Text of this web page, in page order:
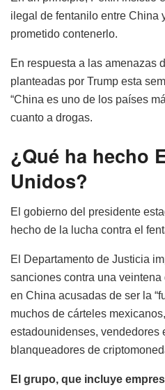
ilegal de fentanilo entre China
prometido contenerlo.
En respuesta a las amenazas
planteadas por Trump esta
“China es uno de los países
cuanto a drogas.
¿Qué ha hecho
Unidos?
El gobierno del presidente
hecho de la lucha contra el
El Departamento de Justicia
sanciones contra una
en China acusadas de ser la
muchos de cárteles
estadounidenses, vendedores
blanqueadores de
El grupo, que incluye